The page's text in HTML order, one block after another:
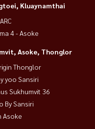
#豪华房屋出租 #House for
#House close Asoke
子 #housewathailand
Kluaynamthai
4 - Asoke
Asoke, Thonglor
Thonglor
yoo Sansiri
Sukhumvit 36
By Sansiri
Asoke